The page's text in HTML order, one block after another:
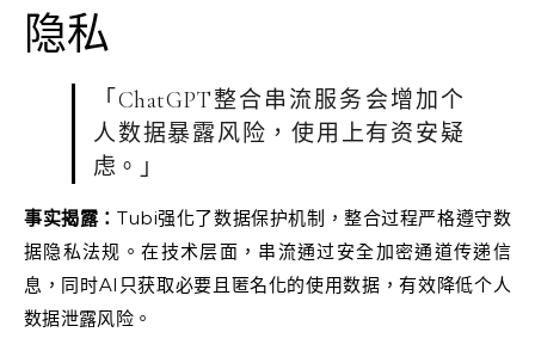
隐私
「ChatGPT整合串流服务会增加个
人数据暴露风险，使用上有资安疑
虑。」
事实揭露： Tubi强化了数据保护机制，整合过程严格遵守数
据隐私法规。在技术层面，串流通过安全加密通道传递信
息，同时AI只获取必要且匿名化的使用数据，有效降低个人
数据泄露风险。